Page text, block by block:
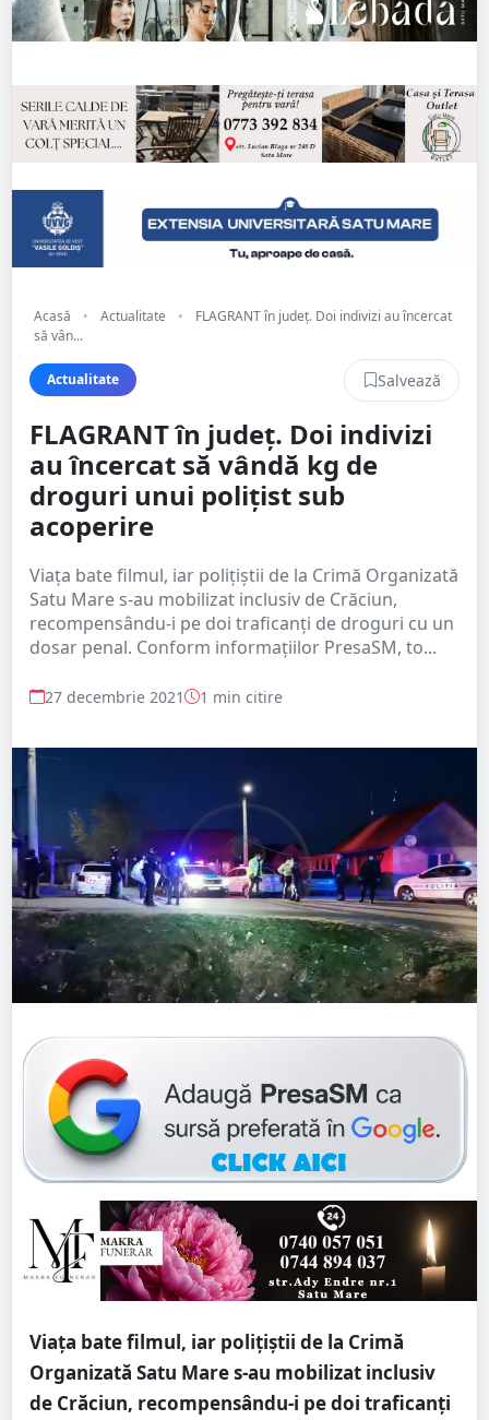
Acasă • Actualitate •
FLAGRANT în județ. Doi indivizi au încercat
să vân...
Actualitate Salvează
FLAGRANT în județ. Doi indivizi
au încercat să vândă kg de
droguri unui polițist sub
acoperire
Viața bate filmul, iar polițiștii de la Crimă Organizată
Satu Mare s-au mobilizat inclusiv de Crăciun,
recompensându-i pe doi traficanți de droguri cu un
dosar penal. Conform informațiilor PresaSM, to...
27 decembrie 2021 1 min citire
Viața bate filmul, iar polițiștii de la Crimă
Organizată Satu Mare s-au mobilizat inclusiv
de Crăciun, recompensându-i pe doi traficanți